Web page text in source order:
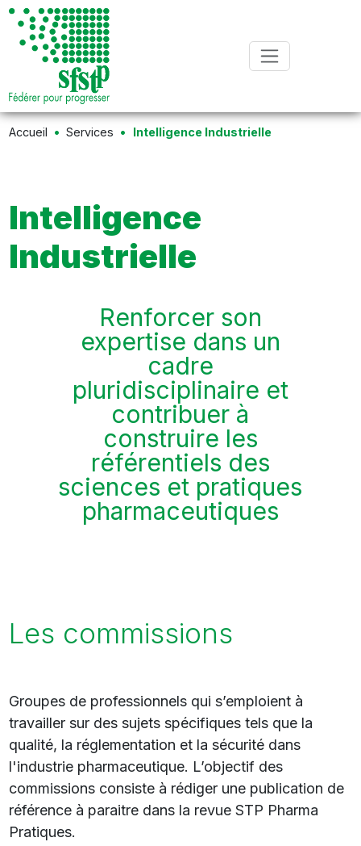
Accueil Services Intelligence Industrielle
Intelligence
Industrielle
Renforcer son
expertise dans un
cadre
pluridisciplinaire et
contribuer à
construire les
référentiels des
sciences et pratiques
pharmaceutiques
Les commissions
Groupes de professionnels qui s’emploient à
travailler sur des sujets spécifiques tels que la
qualité, la réglementation et la sécurité dans
l'industrie pharmaceutique. L’objectif des
commissions consiste à rédiger une publication de
référence à paraitre dans la revue STP Pharma
Pratiques.